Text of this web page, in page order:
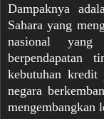
Dampaknya
Sahara yang
nasional
berpendapatan
kebutuhan
negara
mengembangkan